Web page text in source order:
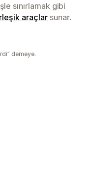
sınırlamak gibi
araçlar sunar.
demeye.